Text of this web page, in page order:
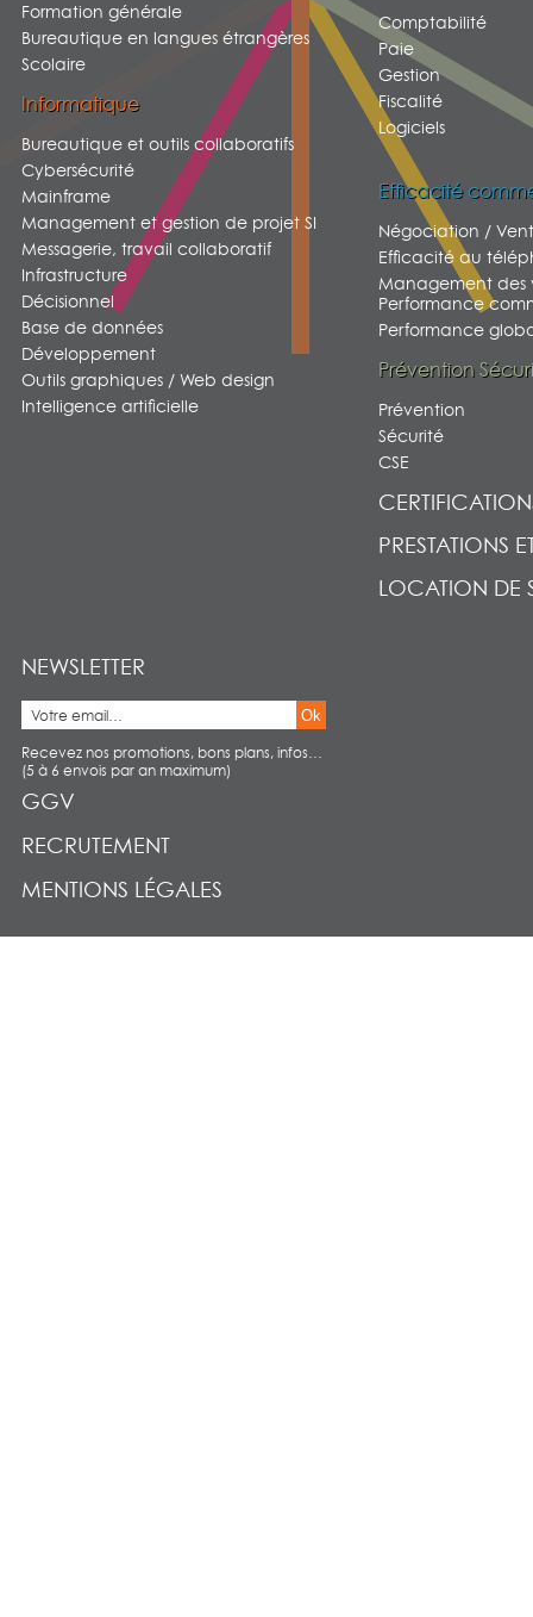
Formation générale
Bureautique en langues étrangères
Scolaire
Informatique
Bureautique et outils collaboratifs
Cybersécurité
Mainframe
Management et gestion de projet SI
Messagerie, travail collaboratif
Infrastructure
Décisionnel
Base de données
Développement
Outils graphiques / Web design
Intelligence artificielle
Comptabilité
Paie
Gestion
Fiscalité
Logiciels
Efficacité
Négociation /
Efficacité au
Management des
Performance
Performance
Prévention
Prévention
Sécurité
CSE
PRESTATIONS
LOCATION DE
NEWSLETTER
Ok
Recevez nos promotions, bons plans, infos…
(5 à 6 envois par an maximum)
RECRUTEMENT
MENTIONS LÉGALES
GGV